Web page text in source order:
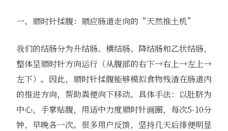
一、顺时针揉腹：顺应肠道走向的“天然推土机”
我们的结肠分为升结肠、横结肠、降结肠和乙状结肠，
整体呈顺时针方向运行（从腹部的右下→右上→左上→
左下）。因此，顺时针揉腹能够模拟食物残渣在肠道内
的推进方向，帮助粪便向下移动。具体手法：以肚脐为
中心，手掌贴腹，用适中力度顺时针画圈，每次5-10分
钟，早晚各一次。很多用户反馈，坚持几天后排便明显